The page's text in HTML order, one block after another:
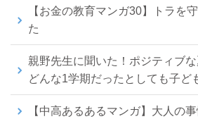
【お金の教育マンガ30】トラを
た
親野先生に聞いた！ポジティブ
どんな1学期だったとしても子ど
【中高あるあるマンガ】大人の